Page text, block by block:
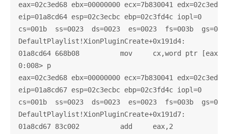
eax=02c3ed68 ebx=00000000 ecx=7b830041
eip=01a8cd64 esp=02c3ecbc ebp=02c3fd4c iopl=0
cs=001b  ss=0023  ds=0023  es=0023  fs=003b
DefaultPlaylist!XionPluginCreate+0x191d4:
01a8cd64 668b08          mov     cx,word ptr [eax]
0:008> p
eax=02c3ed68 ebx=00000000 ecx=7b830041
eip=01a8cd67 esp=02c3ecbc ebp=02c3fd4c iopl=0
cs=001b  ss=0023  ds=0023  es=0023  fs=003b
DefaultPlaylist!XionPluginCreate+0x191d7:
01a8cd67 83c002          add     eax,2